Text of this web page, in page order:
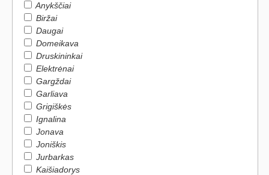
Anykščiai
Biržai
Daugai
Domeikava
Druskininkai
Elektrėnai
Gargždai
Garliava
Grigiškės
Ignalina
Jonava
Joniškis
Jurbarkas
Kaišiadorys